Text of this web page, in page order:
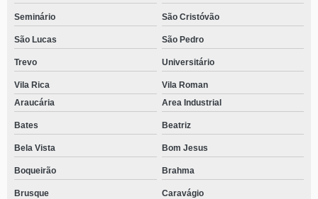
Seminário São Cristóvão
São Lucas São Pedro
Trevo Universitário
Vila Rica
Vila Roman
Araucária
Area Industrial
Bates Beatriz
Bela Vista Bom Jesus
Boqueirão Brahma
Brusque Caravágio